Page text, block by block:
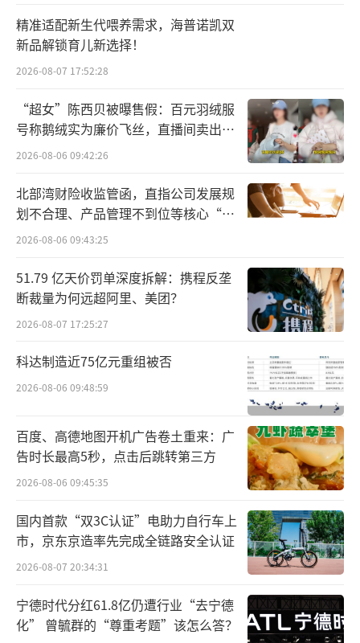
卢放认为，消费者对“新”的追求无可厚
非，岚图也积极拥抱这一趋势，用更快的节奏
满足用户需求，但是真正的创新不止
是“快”，汽车的核心价值在于高安全性、高
可靠性、高耐用性。卢放表示：“车与用户
是‘长期伙伴’，要一起共度几年风雨，要在
恶劣环境下也能稳如泰山，守护用户安全，绝
非即用即抛、用完即止。”
在其看来，即使用户换车频率加快，安
全、耐用、可靠，依然是首位；即便车变成作
为二手车流通，依然是一个有多次使用价值的
耐用消费品。“这个用户不用这个车了，还有
下一个用户要用这个车。所以，车不可能成为
快消品，造车永远要符合‘车规级’标准，而
不是快消品的‘消费级’标准。”卢放说道。
除了“车不是快消品”外，在10月15日一
早的微博中，卢放还提出，造车是一场考验时
间和经验的马拉松，真正的竞争壁垒，往往藏
在“看不见的地方”--比如底盘调校的默契、安
全系统的冗余、可靠性的千锤百炼。
精准适配新生代喂养需求，海普诺凯双
新品解锁育儿新选择！
2026-08-07 17:52:28
“超女”陈西贝被曝售假：百元羽绒服
号称鹅绒实为廉价飞丝，直播间卖出超
百万元
2026-08-06 09:42:26
北部湾财险收监管函，直指公司发展规
划不合理、产品管理不到位等核心“痛
点”
2026-08-06 09:43:25
51.79 亿天价罚单深度拆解：携程反垄
断裁量为何远超阿里、美团？
2026-08-07 17:25:27
科达制造近75亿元重组被否
2026-08-06 09:48:59
百度、高德地图开机广告卷土重来：广
告时长最高5秒，点击后跳转第三方
2026-08-06 09:45:35
国内首款“双3C认证”电助力自行车上
市，京东京造率先完成全链路安全认证
2026-08-07 20:34:31
宁德时代分红61.8亿仍遭行业“去宁德
化” 曾毓群的“尊重考题”该怎么答？